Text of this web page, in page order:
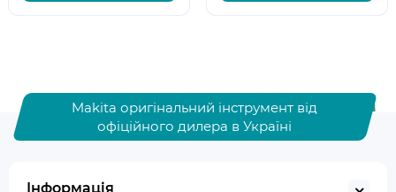
Makita оригінальний інструмент від
офіційного дилера в Україні
Інформація